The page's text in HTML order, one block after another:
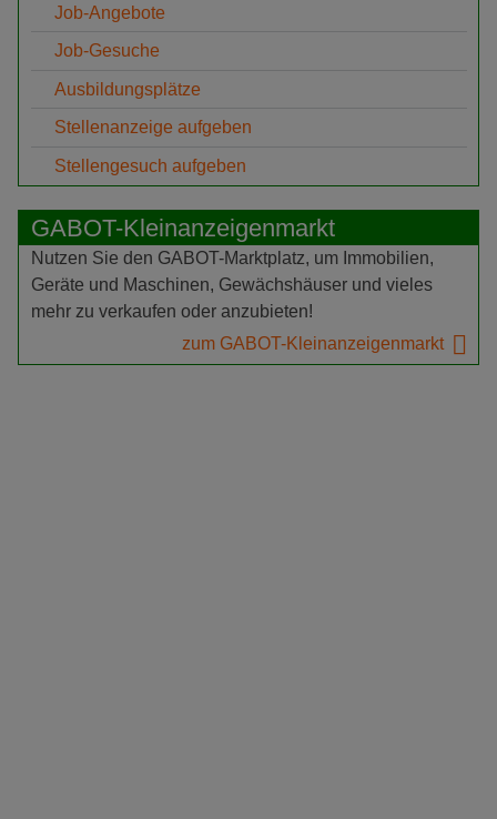
Job-Angebote
Job-Gesuche
Ausbildungsplätze
Stellenanzeige aufgeben
Stellengesuch aufgeben
GABOT-Kleinanzeigenmarkt
Nutzen Sie den GABOT-Marktplatz, um Immobilien,
Geräte und Maschinen, Gewächshäuser und vieles
mehr zu verkaufen oder anzubieten!
zum GABOT-Kleinanzeigenmarkt